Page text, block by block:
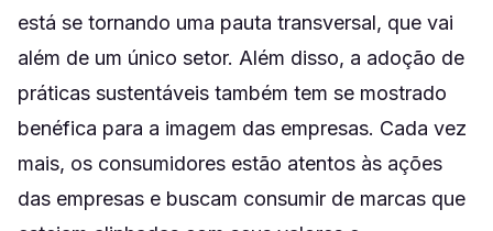
está se tornando uma pauta transversal, que vai
além de um único setor. Além disso, a adoção de
práticas sustentáveis também tem se mostrado
benéfica para a imagem das empresas. Cada vez
mais, os consumidores estão atentos às ações
das empresas e buscam consumir de marcas que